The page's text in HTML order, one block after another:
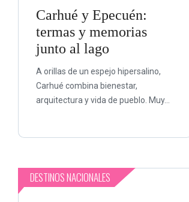
Carhué y Epecuén:
termas y memorias
junto al lago
A orillas de un espejo hipersalino,
Carhué combina bienestar,
arquitectura y vida de pueblo. Muy...
DESTINOS NACIONALES